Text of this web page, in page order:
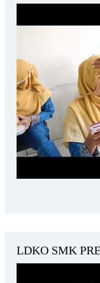
LDKO SMK